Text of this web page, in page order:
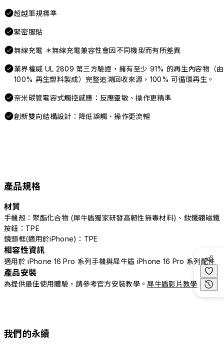
超越軍規標準
緊密服貼
無線充電 ＊無線充電兼容性會因不同機型而有所差異
業界權威 UL 2809 第三方驗證，擁有至少 91% 的再生內容物（由
100% 再生塑料製成）完整追溯回收來源，100% 可循環再生。
奈米碳管電容式觸控感應：反應靈敏、操作更精準
創新雙向結構設計：降低誤觸、操作更流暢
產品規格
材質
手機殼：聚酯化合物 (犀牛盾獨家研發高韌性無毒材料)、釹鐵硼磁鐵
按鈕：TPE
鏡頭框(適用於iPhone)：TPE
相容性資訊
適用於 iPhone 16 Pro 系列手機與犀牛盾 iPhone 16 Pro 系列配件
產品安裝
為提供最佳使用體驗，請參考官方安裝教學。 犀牛盾影片教學
我們的永續